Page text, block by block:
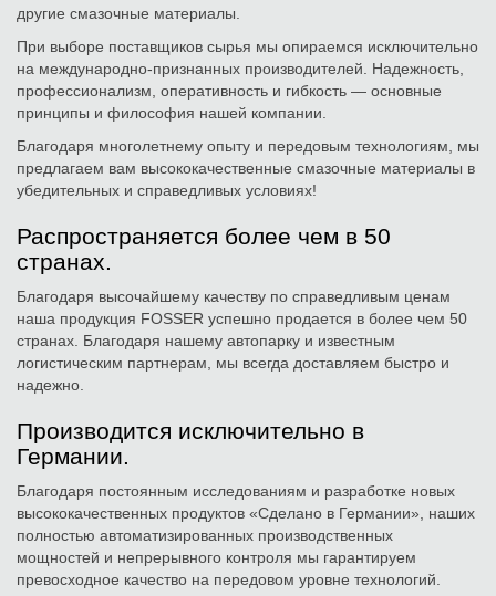
другие смазочные материалы.
При выборе поставщиков сырья мы опираемся исключительно
на международно-признанных производителей. Надежность,
профессионализм, оперативность и гибкость — основные
принципы и философия нашей компании.
Благодаря многолетнему опыту и передовым технологиям, мы
предлагаем вам высококачественные смазочные материалы в
убедительных и справедливых условиях!
Распространяется более чем в 50
странах.
Благодаря высочайшему качеству по справедливым ценам
наша продукция FOSSER успешно продается в более чем 50
странах. Благодаря нашему автопарку и известным
логистическим партнерам, мы всегда доставляем быстро и
надежно.
Производится исключительно в
Германии.
Благодаря постоянным исследованиям и разработке новых
высококачественных продуктов «Сделано в Германии», наших
полностью автоматизированных производственных
мощностей и непрерывного контроля мы гарантируем
превосходное качество на передовом уровне технологий.